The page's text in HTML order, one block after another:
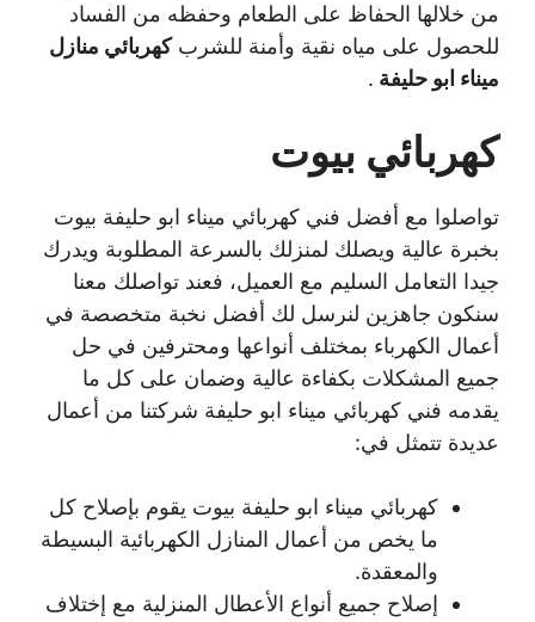
من خلالها الحفاظ على الطعام وحفظه من الفساد
للحصول على مياه نقية وأمنة للشربكهربائي منازل
ميناء ابو حليفة .
كهربائي بيوت
تواصلوا مع أفضل فني كهربائي ميناء ابو حليفة بيوت
بخبرة عالية ويصلك لمنزلك بالسرعة المطلوبة ويدرك
جيدا التعامل السليم مع العميل، فعند تواصلك معنا
سنكون جاهزين لنرسل لك أفضل نخبة متخصصة في
أعمال الكهرباء بمختلف أنواعها ومحترفين في حل
جميع المشكلات بكفاءة عالية وضمان على كل ما
يقدمه فني كهربائي ميناء ابو حليفة شركتنا من أعمال
عديدة تتمثل في:
كهربائي ميناء ابو حليفة بيوت يقوم بإصلاح كل
ما يخص من أعمال المنازل الكهربائية البسيطة
والمعقدة.
إصلاح جميع أنواع الأعطال المنزلية مع إختلاف